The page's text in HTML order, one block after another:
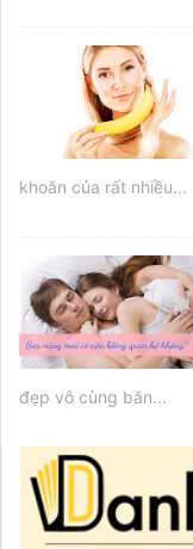
khoăn của rất nhiều...
đẹp vô cùng băn...